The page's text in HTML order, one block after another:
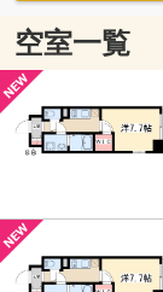
空室一覧